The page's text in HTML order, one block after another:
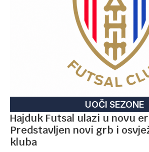
UOČI SEZONE
Hajduk Futsal ulazi u novu
Predstavljen novi grb i
kluba